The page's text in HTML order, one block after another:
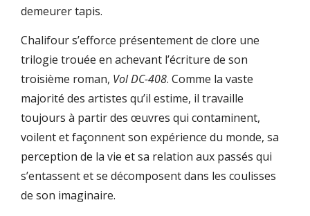
demeurer tapis.
Chalifour s’efforce présentement de clore une
trilogie trouée en achevant l’écriture de son
troisième roman, Vol DC-408. Comme la vaste
majorité des artistes qu’il estime, il travaille
toujours à partir des œuvres qui contaminent,
voilent et façonnent son expérience du monde, sa
perception de la vie et sa relation aux passés qui
s’entassent et se décomposent dans les coulisses
de son imaginaire.